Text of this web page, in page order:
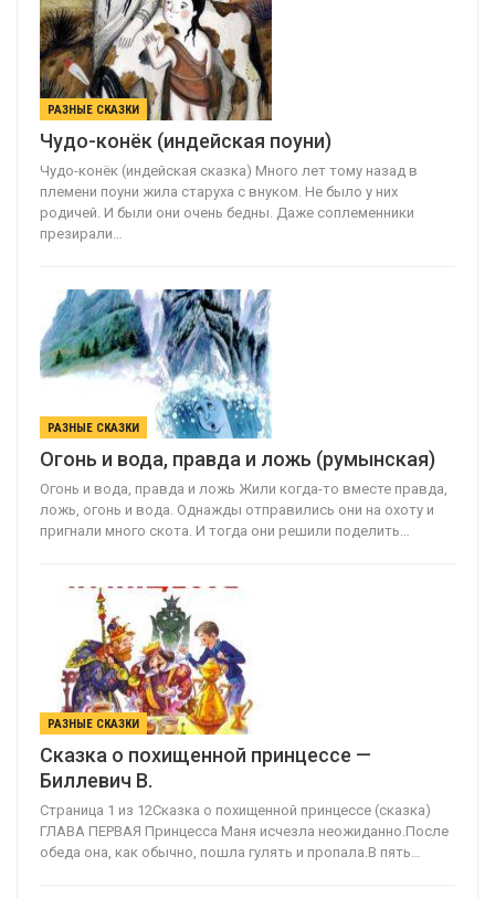
РАЗНЫЕ СКАЗКИ
Чудо-конёк (индейская поуни)
Чудо-конёк (индейская сказка) Много лет тому назад в
племени поуни жила старуха с внуком. Не было у них
родичей. И были они очень бедны. Даже соплеменники
презирали…
РАЗНЫЕ СКАЗКИ
Огонь и вода, правда и ложь (румынская)
Огонь и вода, правда и ложь Жили когда-то вместе правда,
ложь, огонь и вода. Однажды отправи­лись они на охоту и
пригнали много скота. И тогда они решили поделить…
РАЗНЫЕ СКАЗКИ
Сказка о похищенной принцессе —
Биллевич В.
Страница 1 из 12Сказка о похищенной принцессе (сказка)
ГЛАВА ПЕРВАЯ Принцесса Маня исчезла неожиданно.После
обеда она, как обычно, пошла гулять и пропала.В пять…